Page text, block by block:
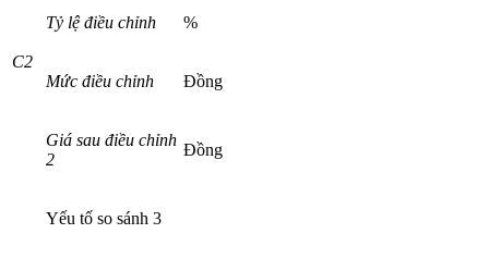
C2
Tỷ lệ điều chỉnh %
Mức điều chỉnh Đồng
Giá sau điều chỉnh
2
Đồng
Yếu tố so sánh 3